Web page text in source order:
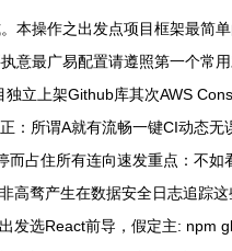
本操作之出发点项目框架最简
意最广易配置请遵照第一个
立上架Github库其次AWS
：所谓A就有流畅一键CI动态
占住所有连向速发重点：不
骛产生在数据安全日志追踪
选React前导，假定主: npm